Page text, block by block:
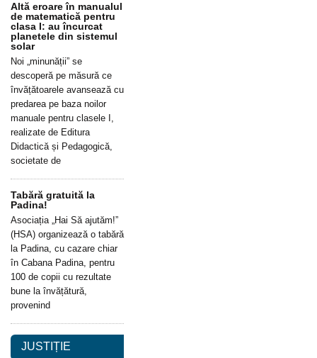
Altă eroare în manualul
de matematică pentru
clasa I: au încurcat
planetele din sistemul
solar
Noi „minunății” se
descoperă pe măsură ce
învățătoarele avansează cu
predarea pe baza noilor
manuale pentru clasele I,
realizate de Editura
Didactică și Pedagogică,
societate de
Tabără gratuită la
Padina!
Asociația „Hai Să ajutăm!”
(HSA) organizează o tabără
la Padina, cu cazare chiar
în Cabana Padina, pentru
100 de copii cu rezultate
bune la învățătură,
provenind
JUSTIȚIE